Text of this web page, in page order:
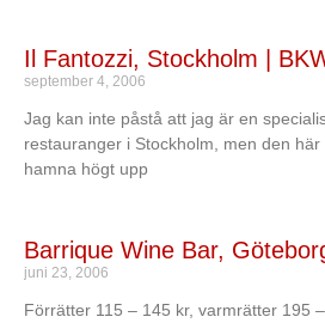
Il Fantozzi, Stockholm |
september 4, 2006
Jag kan inte påstå att jag är en
restauranger i Stockholm, men den
hamna högt upp
Barrique Wine Bar,
juni 23, 2006
Förrätter 115 – 145 kr, varmrätter 195